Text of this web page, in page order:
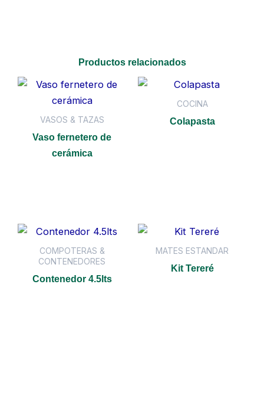
Productos relacionados
VASOS & TAZAS
Vaso fernetero de
cerámica
COCINA
Colapasta
COMPOTERAS &
CONTENEDORES
Contenedor 4.5lts
MATES ESTANDAR
Kit Tereré